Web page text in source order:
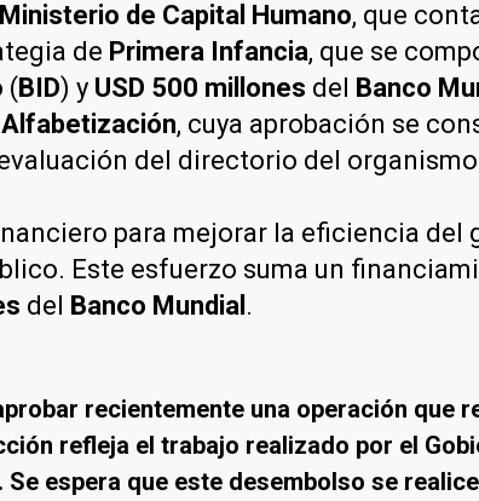
Ministerio de Capital Humano, que
de Primera Infancia, que se
(BID) y USD 500 millones del Banco
Alfabetización, cuya aprobación se
del directorio del
para mejorar la eficiencia
Este esfuerzo suma un
del Banco Mundial .
recientemente una operación que
refleja el trabajo realizado por el
espera que este desembolso se